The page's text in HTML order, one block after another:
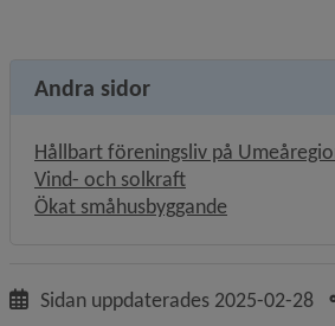
Andra sidor
Hållbart föreningsliv på
Vind- och solkraft
Ökat småhusbyggande
Sidan uppdaterades 2025-02-28